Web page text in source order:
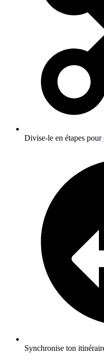
Divise-le en étapes pour
Synchronise ton